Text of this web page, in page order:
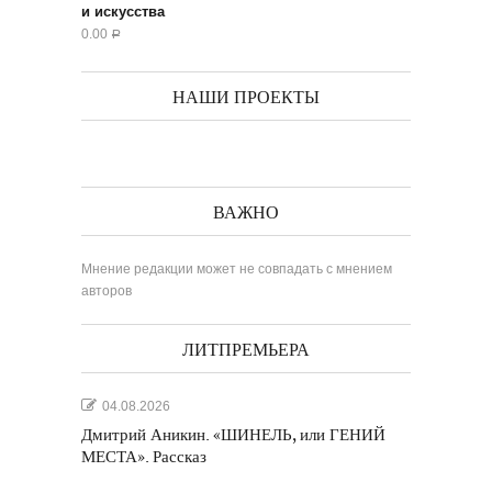
и искусства
0.00 Р
НАШИ ПРОЕКТЫ
ВАЖНО
Мнение редакции может не совпадать с мнением
авторов
ЛИТПРЕМЬЕРА
04.08.2026
Дмитрий Аникин. «ШИНЕЛЬ, или ГЕНИЙ
МЕСТА». Рассказ